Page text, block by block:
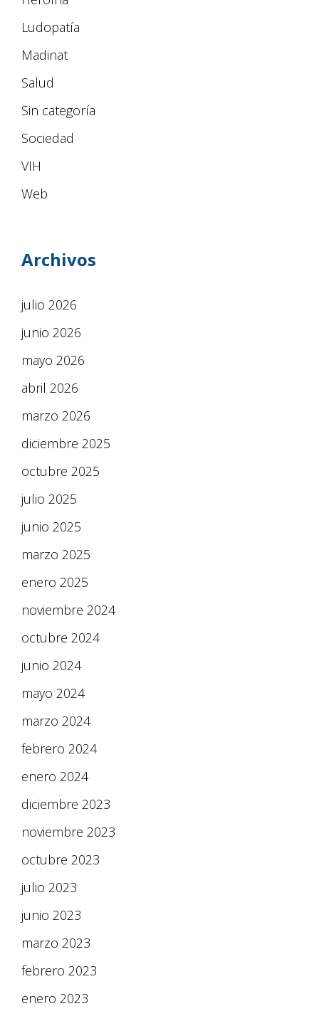
Ludopatía
Madinat
Salud
Sin categoría
Sociedad
VIH
Web
Archivos
julio 2026
junio 2026
mayo 2026
abril 2026
marzo 2026
diciembre 2025
octubre 2025
julio 2025
junio 2025
marzo 2025
enero 2025
noviembre 2024
octubre 2024
junio 2024
mayo 2024
marzo 2024
febrero 2024
enero 2024
diciembre 2023
noviembre 2023
octubre 2023
julio 2023
junio 2023
marzo 2023
febrero 2023
enero 2023